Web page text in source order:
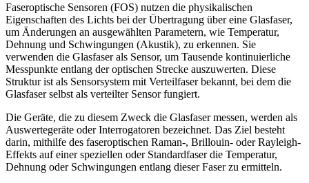
Faseroptische Sensoren (FOS) nutzen die physikalischen
Eigenschaften des Lichts bei der Übertragung über eine Glasfaser,
um Änderungen an ausgewählten Parametern, wie Temperatur,
Dehnung und Schwingungen (Akustik), zu erkennen. Sie
verwenden die Glasfaser als Sensor, um Tausende kontinuierliche
Messpunkte entlang der optischen Strecke auszuwerten. Diese
Struktur ist als Sensorsystem mit Verteilfaser bekannt, bei dem die
Glasfaser selbst als verteilter Sensor fungiert.
Die Geräte, die zu diesem Zweck die Glasfaser messen, werden als
Auswertegeräte oder Interrogatoren bezeichnet. Das Ziel besteht
darin, mithilfe des faseroptischen Raman-, Brillouin- oder Rayleigh-
Effekts auf einer speziellen oder Standardfaser die Temperatur,
Dehnung oder Schwingungen entlang dieser Faser zu ermitteln.